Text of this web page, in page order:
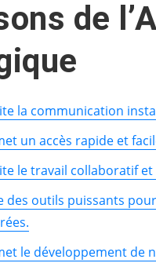
de
la communication
un accès rapide et
le travail collaboratif
des outils puissants
le développement de